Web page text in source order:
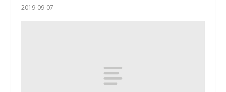
2019-09-07